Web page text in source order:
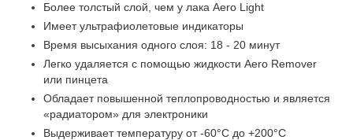
Более толстый слой, чем у лака Aero Light
Имеет ультрафиолетовые индикаторы
Время высыхания одного слоя: 18 - 20 минут
Легко удаляется с помощью жидкости Aero Remover
или пинцета
Обладает повышенной теплопроводностью и является
«радиатором» для электроники
Выдерживает температуру от -60°C до +200°C